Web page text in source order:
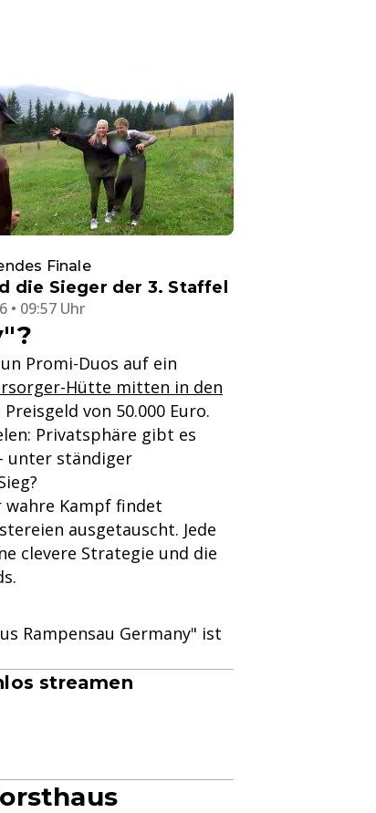
Finale
die Sieger der 3. Staffel
• 09:57 Uhr
Promi-Duos auf ein
Hütte mitten in den
von 50.000 Euro.
Privatsphäre gibt es
unter ständiger
wahre Kampf findet
ausgetauscht. Jede
clevere Strategie und die
Rampensau Germany" ist
streamen